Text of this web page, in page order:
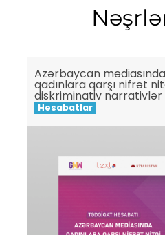
Azərbaycan mediasında
qadınlara qarşı nifrət
diskriminativ narrativlər
Hesabatlar